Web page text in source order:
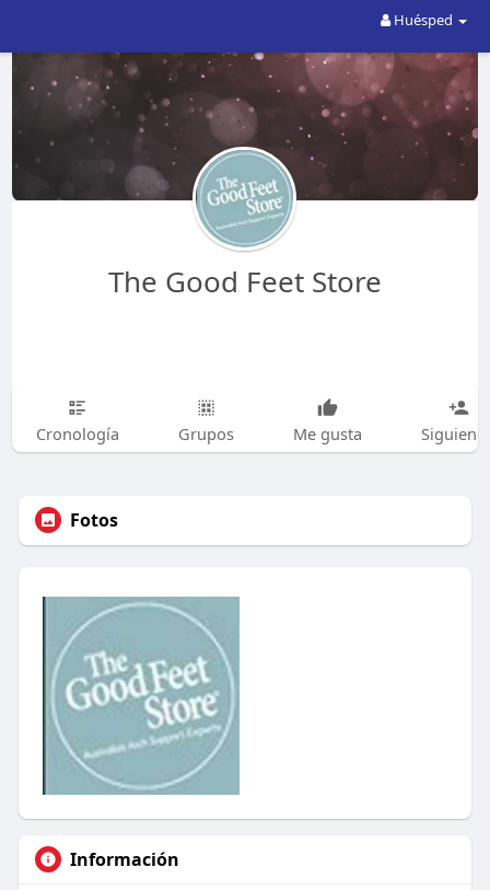
Huésped
The Good Feet Store
Cronología Grupos Me gusta
Fotos
Información